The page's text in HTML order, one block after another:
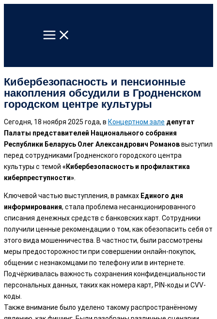
содержимому
Кибербезопасность и пенсионные
накопления обсудили в Гродненском
городском центре культуры
Сегодня, 18 ноября 2025 года, в Концертном зале депутат
Палаты представителей Национального собрания
Республики Беларусь Олег Александрович Романоввыступил
перед сотрудниками Гродненского городского центра
культуры с темой «Кибербезопасность и профилактика
киберпреступности»
Ключевой частью выступления, в рамках Единого дня
информирования, стала проблема несанкционированного
списания денежных средств с банковских карт. Сотрудники
получили ценные рекомендации о том, как обезопасить себя от
этого вида мошенничества. В частности, были рассмотрены
меры предосторожности при совершении онлайн-покупок,
общении с незнакомцами по телефону или в интернете.
Подчёркивалась важность сохранения конфиденциальности
персональных данных, таких как номера карт, PIN-коды и CVV-
коды.
Также внимание было уделено такому распространённому